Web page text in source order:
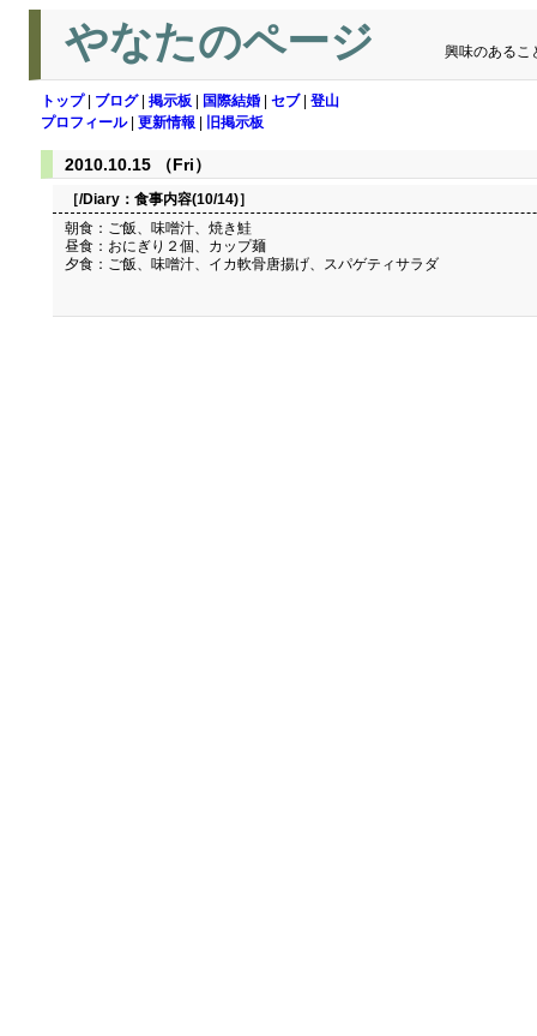
やなたのページ 興味のあるこ
トップ| ブログ| 掲示板 国際結婚 セブ| 登山
プロフィール| 更新情報 旧掲示板
2010.10.15 （Fri）
［/Diary： 食事内容(10/14)］
朝食：ご飯、味噌汁、焼き鮭
昼食：おにぎり２個、カップ麺
夕食：ご飯、味噌汁、イカ軟骨唐揚げ、スパゲティサラダ